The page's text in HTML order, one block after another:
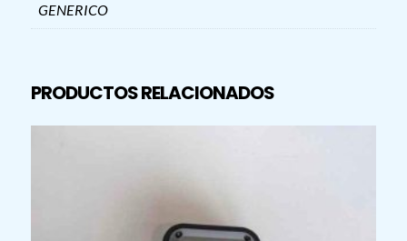
GENERICO
PRODUCTOS RELACIONADOS